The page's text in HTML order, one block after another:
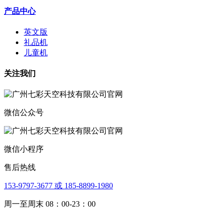
产品中心
英文版
礼品机
儿童机
关注我们
微信公众号
微信小程序
售后热线
153-9797-3677 或 185-8899-1980
周一至周末 08：00-23：00